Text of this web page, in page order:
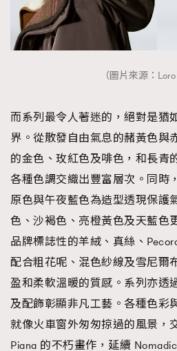
（圖片來源：Loro
而系列最令人著迷的，絕對是猶
界。從散發自由氣息的赭黃色與
的金色、玫紅色及啡色，和長青
各種色調交織出豐富層次。同時
原色與午夜藍色為造型透現保護
色、沙褐色、亮橙黃色及天藍色
品牌標誌性的羊絨、真絲、
配合粗花呢、混色紗線及雪尼爾
盈和柔軟溫暖的質感。系列亦透
及配飾彰顯非凡工藝。各種色彩
就像火車窗外匆匆掠過的風景，
Piana 的不朽畫作，延續